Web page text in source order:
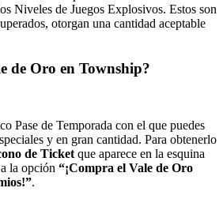
Niveles de Juegos Explosivos. Estos son
otorgan una cantidad aceptable
de Oro en Township?
Pase de Temporada con el que puedes
y en gran cantidad. Para obtenerlo
de Ticket que aparece en la esquina
la opción “¡Compra el Vale de Oro
.